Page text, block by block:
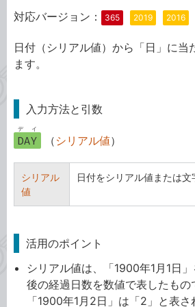
対応バージョン： 365 2019 2016
日付（シリアル値）から「日」に当
ます。
入力方法と引数
DAY
デイ
（ シリアル値）
シリアル
値
日付をシリアル値または文
活用のポイント
シリアル値は、「1900年1月1日
後の経過日数を数値で表したもの
「1900年1月2日」は「2」と表